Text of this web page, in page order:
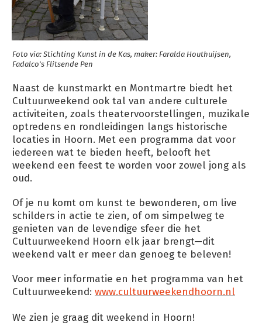
Foto via: Stichting Kunst in de Kas, maker: Faralda Houthuijsen,
Fadalco's Flitsende Pen
Naast de kunstmarkt en Montmartre biedt het
Cultuurweekend ook tal van andere culturele
activiteiten, zoals theatervoorstellingen, muzikale
optredens en rondleidingen langs historische
locaties in Hoorn. Met een programma dat voor
iedereen wat te bieden heeft, belooft het
weekend een feest te worden voor zowel jong als
oud.
Of je nu komt om kunst te bewonderen, om live
schilders in actie te zien, of om simpelweg te
genieten van de levendige sfeer die het
Cultuurweekend Hoorn elk jaar brengt—dit
weekend valt er meer dan genoeg te beleven!
Voor meer informatie en het programma van het
Cultuurweekend: www.cultuurweekendhoorn.nl
We zien je graag dit weekend in Hoorn!